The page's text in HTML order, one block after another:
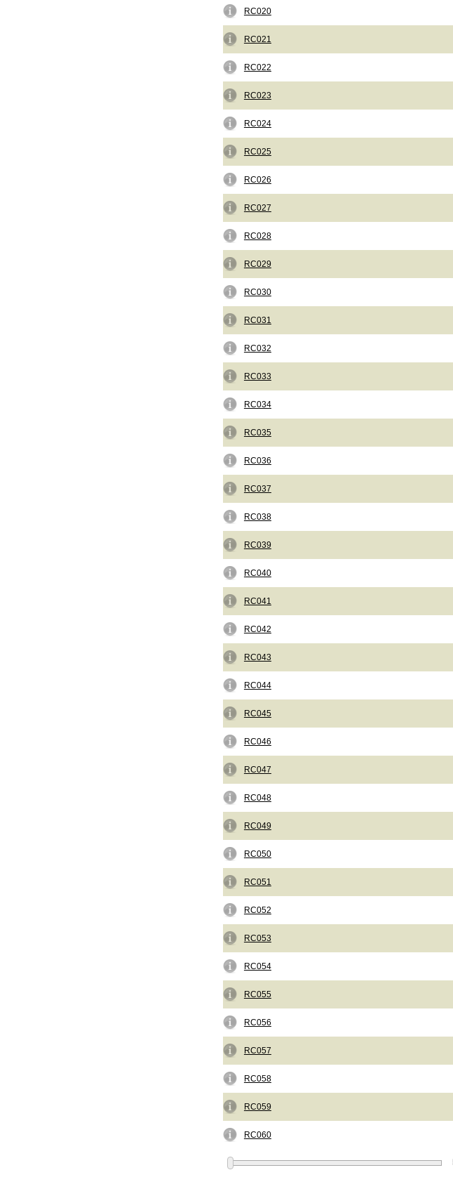
RC020
RC021
RC022
RC023
RC024
RC025
RC026
RC027
RC028
RC029
RC030
RC031
RC032
RC033
RC034
RC035
RC036
RC037
RC038
RC039
RC040
RC041
RC042
RC043
RC044
RC045
RC046
RC047
RC048
RC049
RC050
RC051
RC052
RC053
RC054
RC055
RC056
RC057
RC058
RC059
RC060